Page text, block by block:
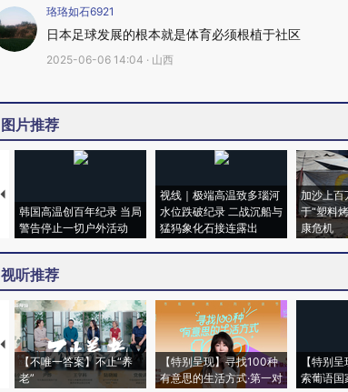
珞珞如石6921
日本足球发展的根本就是体育必须根植于社区
2025-06-06 14:04 · 山西
图片推荐
韩国高温创百年纪录 当局
警告停止一切户外活动
视线｜极端高温致多瑙河
水位跌破纪录 二战沉船与
猛犸象化石接连露出
加沙上百
于“塑料
康危机
视听推荐
【不唯一答案】不止“养
老”
【特别呈现】寻找100种
有意思的生活方式·第一对
【特别
索葡语国